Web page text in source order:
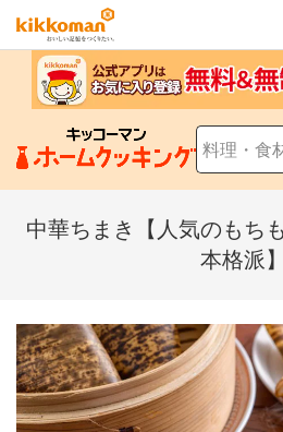
中華ちまき【人気のもち
本格派】